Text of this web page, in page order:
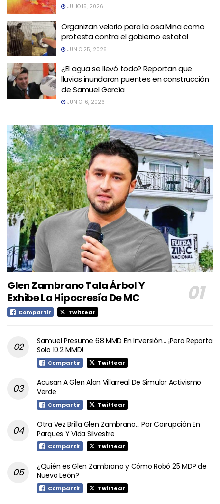
JULIO 15, 2026
Organizan velorio para la osa Mina como
protesta contra el gobierno estatal
JUNIO 25, 2026
¿El agua se llevó todo? Reportan que
lluvias inundaron puentes en construcción
de Samuel García
JUNIO 16, 2026
Glen Zambrano Tala Árbol Y
Exhibe La Hipocresía De MC
Compartir Twittear
Samuel Presume 68 MMD En Inversión… ¡Pero Reporta
Solo 10.2 MMD!
Compartir Twittear
Acusan A Glen Alan Villarreal De Simular Activismo
Verde
Compartir Twittear
Otra Vez Brilla Glen Zambrano… Por Corrupción En
Parques Y Vida Silvestre
Compartir Twittear
¿Quién es Glen Zambrano y Cómo Robó 25 MDP de
Nuevo León?
Compartir Twittear